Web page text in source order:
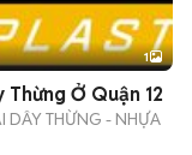
1
Thừng Ở Quận 12
DÂY THỪNG - NHỰA